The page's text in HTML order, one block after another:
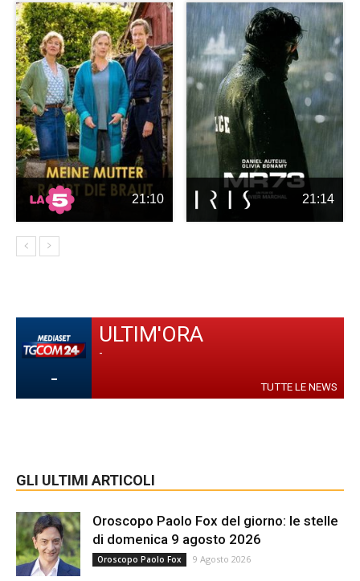
21:10 21:14
-
ULTIM'ORA
-
TUTTE LE NEWS
GLI ULTIMI ARTICOLI
Oroscopo Paolo Fox del giorno: le stelle
di domenica 9 agosto 2026
Oroscopo Paolo Fox 9 Agosto 2026